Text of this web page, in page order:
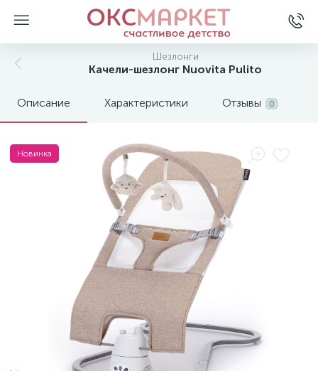
Шезлонги
Качели-шезлонг Nuovita Pulito
Описание Характеристики Отзывы 0
Новинка